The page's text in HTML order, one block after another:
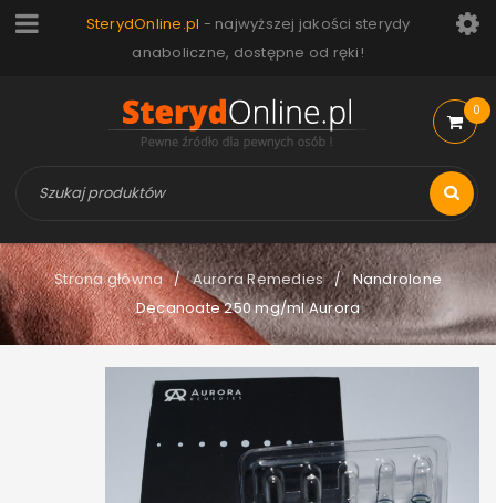
SterydOnline.pl - najwyższej jakości sterydy
anaboliczne, dostępne od ręki!
0
Strona główna / Aurora Remedies /
Nandrolone
Decanoate 250 mg/ml Aurora